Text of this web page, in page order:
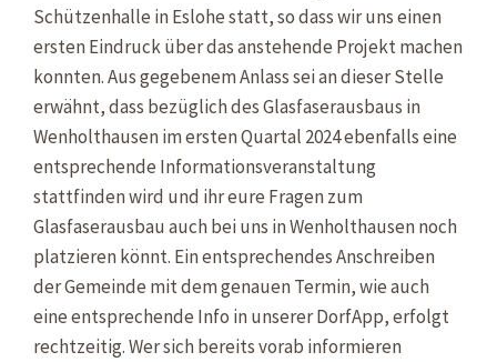
Schützenhalle in Eslohe statt, so dass wir uns einen
ersten Eindruck über das anstehende Projekt machen
konnten. Aus gegebenem Anlass sei an dieser Stelle
erwähnt, dass bezüglich des Glasfaserausbaus in
Wenholthausen im ersten Quartal 2024 ebenfalls eine
entsprechende Informationsveranstaltung
stattfinden wird und ihr eure Fragen zum
Glasfaserausbau auch bei uns in Wenholthausen noch
platzieren könnt. Ein entsprechendes Anschreiben
der Gemeinde mit dem genauen Termin, wie auch
eine entsprechende Info in unserer DorfApp, erfolgt
rechtzeitig. Wer sich bereits vorab informieren